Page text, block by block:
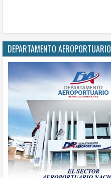
DEPARTAMENTO AEROPORTUARIO